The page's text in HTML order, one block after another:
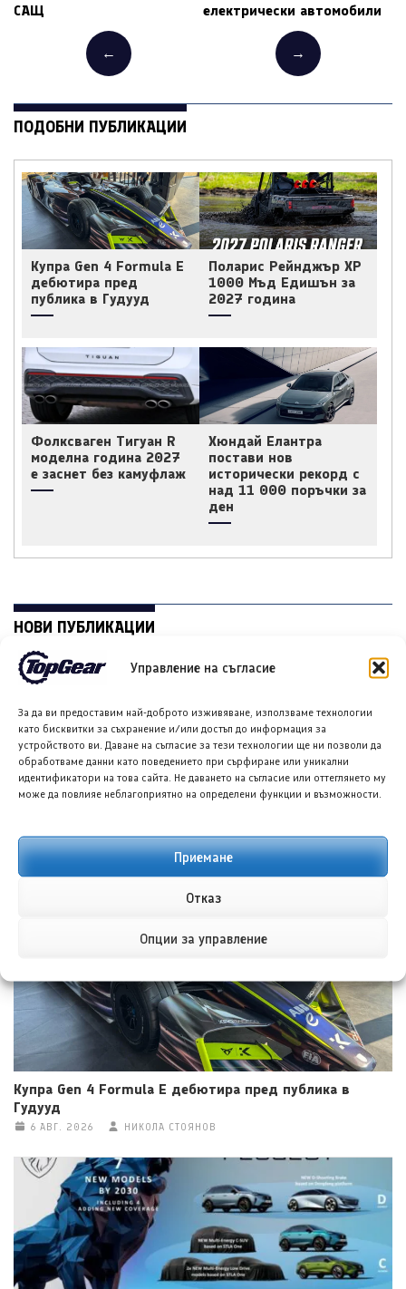
Управление на съгласие
За да ви предоставим най-доброто изживяване, използваме технологии
като бисквитки за съхранение и/или достъп до информация за
устройството ви. Даване на съгласие за тези технологии ще ни позволи да
обработваме данни като поведението при сърфиране или уникални
идентификатори на това сайта. Не даването на съгласие или оттеглянето му
може да повлияе неблагоприятно на определени функции и възможности.
Приемане
Отказ
Опции за управление
САЩ
←
електрически автомобили
→
ПОДОБНИ ПУБЛИКАЦИИ
Купра Gen 4 Formula E
дебютира пред
публика в Гудууд
Поларис Рейнджър ХР
1000 Мъд Едишън за
2027 година
Фолксваген Тигуан R
моделна година 2027
е заснет без камуфлаж
Хюндай Елантра
постави нов
исторически рекорд с
над 11 000 поръчки за
ден
НОВИ ПУБЛИКАЦИИ
Бугати Дестриер ще бъде представен като върховния
еднократен W16 хиперавтомобил
6 АВГ. 2026 ТЕОДОРА ИЛИЕВА
Купра Gen 4 Formula E дебютира пред публика в
Гудууд
6 АВГ. 2026 НИКОЛА СТОЯНОВ